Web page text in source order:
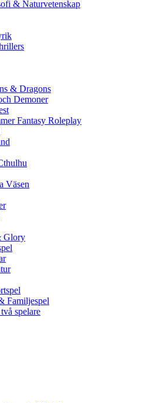
& Naturvetenskap
& Dragons
Demoner
Fantasy Roleplay
Väsen
Glory
Familjespel
spelare